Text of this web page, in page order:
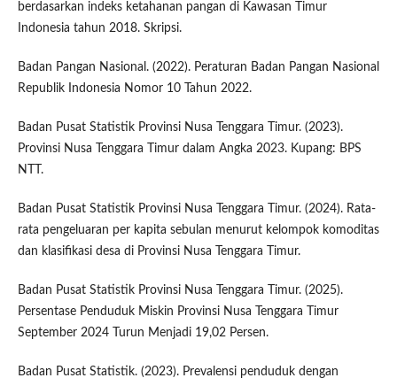
berdasarkan indeks ketahanan pangan di Kawasan Timur
Indonesia tahun 2018. Skripsi.
Badan Pangan Nasional. (2022). Peraturan Badan Pangan Nasional
Republik Indonesia Nomor 10 Tahun 2022.
Badan Pusat Statistik Provinsi Nusa Tenggara Timur. (2023).
Provinsi Nusa Tenggara Timur dalam Angka 2023. Kupang: BPS
NTT.
Badan Pusat Statistik Provinsi Nusa Tenggara Timur. (2024). Rata-
rata pengeluaran per kapita sebulan menurut kelompok komoditas
dan klasifikasi desa di Provinsi Nusa Tenggara Timur.
Badan Pusat Statistik Provinsi Nusa Tenggara Timur. (2025).
Persentase Penduduk Miskin Provinsi Nusa Tenggara Timur
September 2024 Turun Menjadi 19,02 Persen.
Badan Pusat Statistik. (2023). Prevalensi penduduk dengan